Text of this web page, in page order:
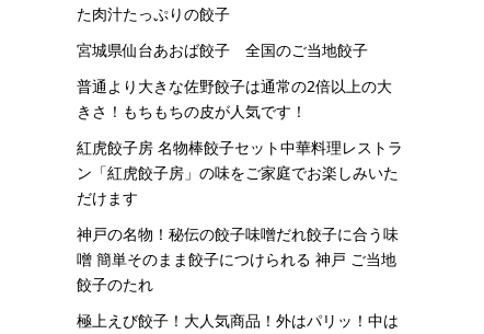
た肉汁たっぷりの餃子
宮城県仙台あおば餃子 全国のご当地餃子
普通より大きな佐野餃子は通常の2倍以上の大
きさ！もちもちの皮が人気です！
紅虎餃子房 名物棒餃子セット中華料理レストラ
ン「紅虎餃子房」の味をご家庭でお楽しみいた
だけます
神戸の名物！秘伝の餃子味噌だれ餃子に合う味
噌 簡単そのまま餃子につけられる 神戸 ご当地
餃子のたれ
極上えび餃子！大人気商品！外はパリッ！中は